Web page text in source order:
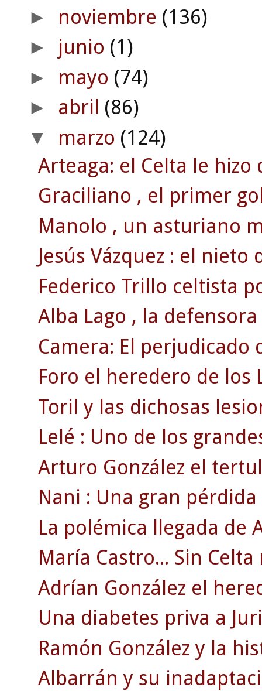
► noviembre (136)
► junio (1)
► mayo (74)
► abril (86)
▼ marzo (124)
Arteaga: el Celta le
Graciliano , el primer
Manolo , un asturiano
Jesús Vázquez : el nieto
Federico Trillo celtista
Alba Lago , la
Camera: El perjudicado
Foro el heredero de los
Toril y las dichosas
Lelé : Uno de los
Arturo González el
Nani : Una gran
La polémica llegada de
María Castro... Sin
Adrían González el
Una diabetes priva a
Ramón González y la
Albarrán y su